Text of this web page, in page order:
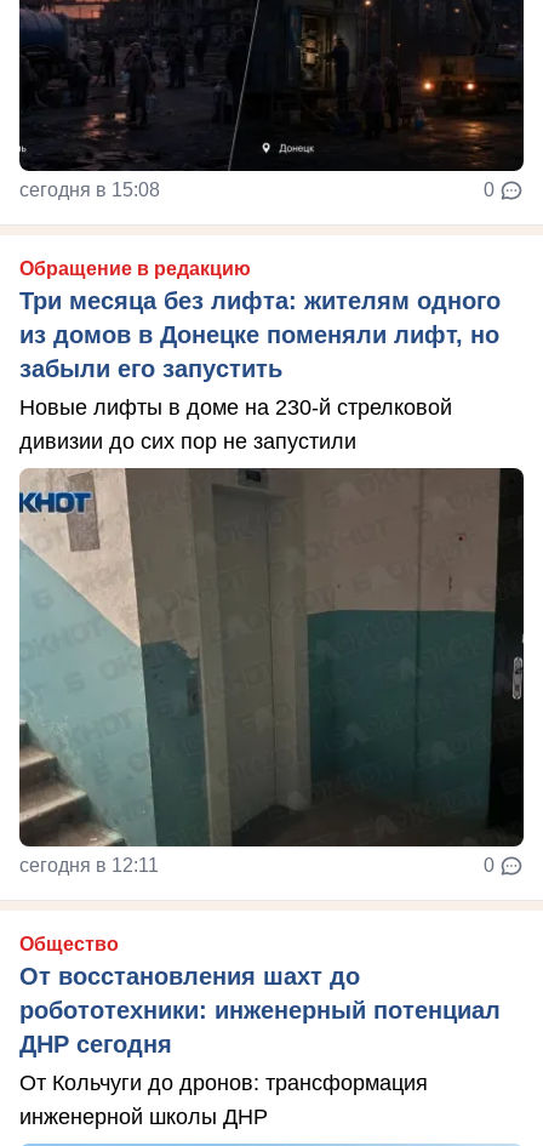
сегодня в 15:08 0
Обращение в редакцию
Три месяца без лифта: жителям одного
из домов в Донецке поменяли лифт, но
забыли его запустить
Новые лифты в доме на 230-й стрелковой
дивизии до сих пор не запустили
сегодня в 12:11 0
Общество
От восстановления шахт до
робототехники: инженерный потенциал
ДНР сегодня
От Кольчуги до дронов: трансформация
инженерной школы ДНР